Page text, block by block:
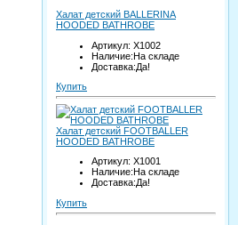
Халат детский BALLERINA
HOODED BATHROBE
Артикул: X1002
Наличие:На складе
Доставка:Да!
Купить
Халат детский FOOTBALLER
HOODED BATHROBE
Артикул: X1001
Наличие:На складе
Доставка:Да!
Купить